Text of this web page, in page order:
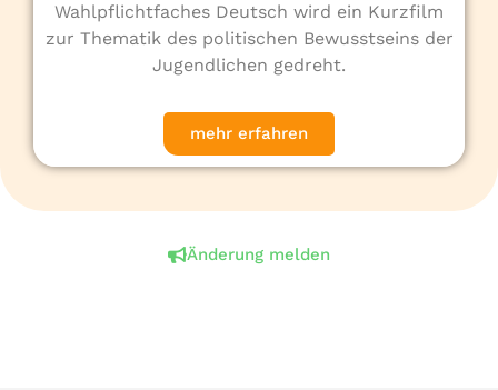
Wahlpflichtfaches Deutsch wird ein Kurzfilm
zur Thematik des politischen Bewusstseins der
Jugendlichen gedreht.
mehr erfahren
Änderung melden